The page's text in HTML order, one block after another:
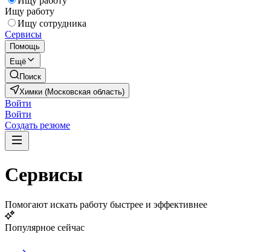
Ищу работу
Ищу сотрудника
Сервисы
Помощь
Ещё
Поиск
Химки (Московская область)
Войти
Войти
Создать резюме
Сервисы
Помогают искать работу быстрее и эффективнее
Популярное сейчас